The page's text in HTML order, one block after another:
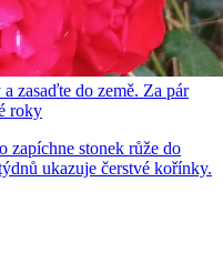
zasaďte do země. Za pár
roky
zapíchne stonek růže do
ukazuje čerstvé kořínky.